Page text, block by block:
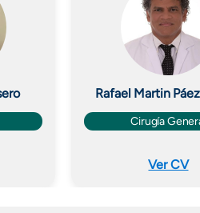
Rafael Martin
Cirugía
Ver CV